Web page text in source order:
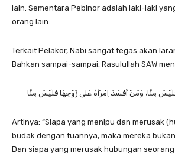
lain. Sementara Pebinor adalah laki-laki
orang lain.
Terkait Pelakor, Nabi sangat tegas akan
Bahkan sampai-sampai, Rasulullah SAW
مِنَّا، وَمَنْ أَفْسَدَ اِمْرَأَةً عَلَى زَوْجِهَا فَلَيْسَ مِنَّا
Artinya: “Siapa yang menipu dan merusak
budak dengan tuannya, maka mereka
Dan siapa yang merusak hubungan